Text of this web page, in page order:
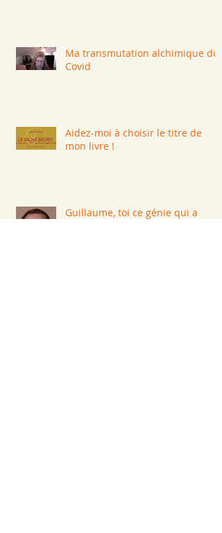
Ma transmutation alchimique du
Covid
Aidez-moi à choisir le titre de
mon livre !
Guillaume, toi ce génie qui a